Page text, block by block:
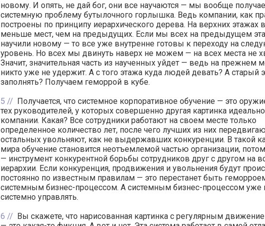
новому. И опять, не дай бог, они все научаются — мы вообще
системную проблему бутылочного горлышка. Ведь компании, как
построены по принципу иерархического дерева. На верхних этажах
меньше мест, чем на предыдущих. Если мы всех на предыдущем
научили новому — то все уже внутренне готовы к переходу на
уровень. Но всех мы двинуть наверх не можем — на всех места не
Значит, значительная часть из наученных уйдет — ведь на прежнем
никто уже не удержит. А с того этажа куда людей девать? А старый
заполнять? Получаем геморрой в кубе.
5
Получается, что системное корпоративное обучение — это
тех руководителей, у которых совершенно другая картинка
компании. Какая? Все сотрудники работают на своем месте только
определенное количество лет, после чего лучших из них
остальных увольняют, как не выдержавших конкуренции. В такой
мира обучение становится неотъемлемой частью организации,
— инструмент конкурентной борьбы сотрудников друг с другом на
иерархии. Если конкуренция, продвижения и увольнения будут
постоянно по известным правилам — это перестанет быть
системным бизнес-процессом. А системным бизнес-процессом
системно управлять.
6
Вы скажете, что нарисованная картинка с регулярным